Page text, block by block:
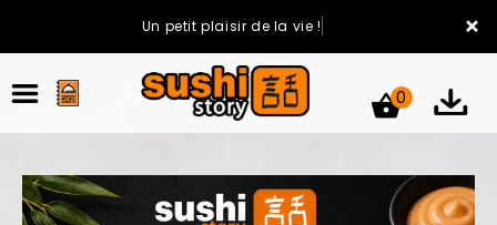
×
Un petit plaisir de la vie !
0